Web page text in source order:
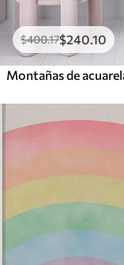
$400.17$240.10